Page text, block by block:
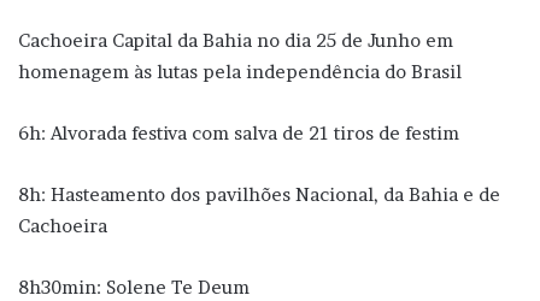
Cachoeira Capital da Bahia no dia 25 de Junho em
homenagem às lutas pela independência do Brasil
6h: Alvorada festiva com salva de 21 tiros de festim
8h: Hasteamento dos pavilhões Nacional, da Bahia e de
Cachoeira
8h30min: Solene Te Deum